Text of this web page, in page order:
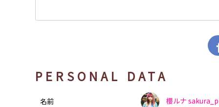
PERSONAL DATA
名前 櫻ルナ